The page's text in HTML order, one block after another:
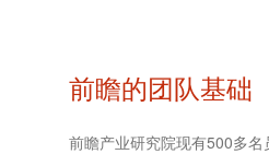
前瞻的团队基础
前瞻产业研究院现有500多